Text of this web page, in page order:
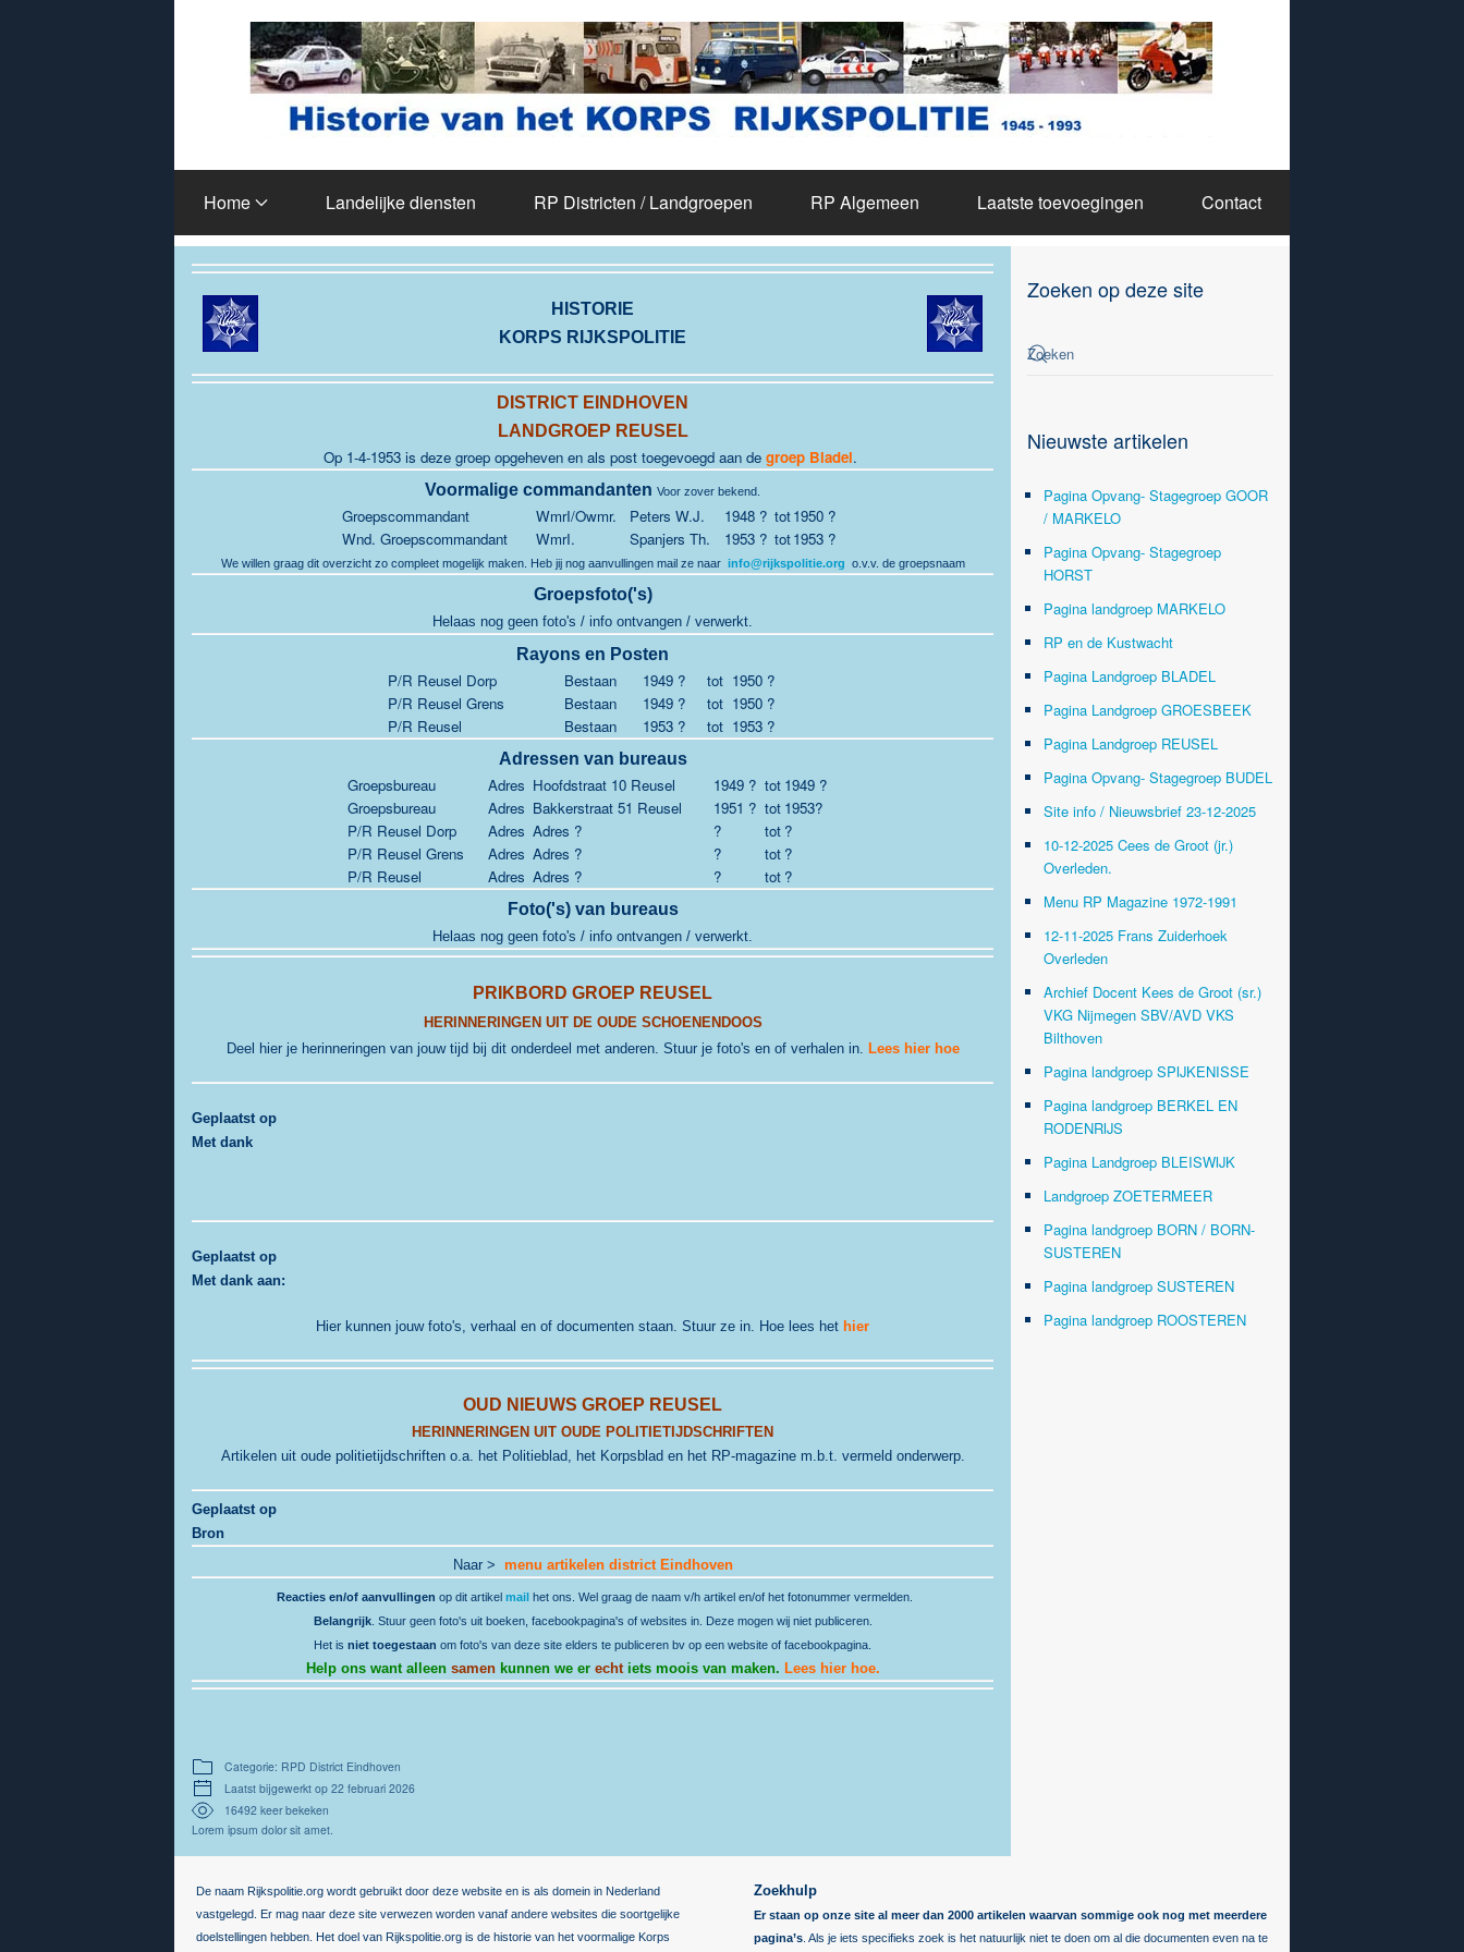
Home Landelijke diensten RP Districten / Landgroepen RP Algemeen Laatste toevoegingen Contact
HISTORIE
KORPS RIJKSPOLITIE
DISTRICT EINDHOVEN
LANDGROEP REUSEL
Op 1-4-1953 is deze groep opgeheven en als post toegevoegd aan de groep Bladel.
Voormalige commandanten Voor zover bekend.
Groepscommandant WmrI/Owmr. Peters W.J. 1948 ? tot1950 ?
Wnd. Groepscommandant
WmrI. Spanjers Th. 1953 ? tot1953 ?
We willen graag dit overzicht zo compleet mogelijk maken. Heb jij nog aanvullingen mail ze naar info@rijkspolitie.org o.v.v. de groepsnaam
Groepsfoto('s)
Helaas nog geen foto's / info ontvangen / verwerkt.
Rayons en Posten
P/R Reusel Dorp Bestaan 1949 ? tot 1950 ?
P/R Reusel Grens
Bestaan 1949 ? tot 1950 ?
P/R Reusel
Bestaan 1953 ? tot 1953 ?
Adressen van bureaus
Groepsbureau Adres Hoofdstraat 10 Reusel 1949 ? tot 1949 ?
Groepsbureau
Adres Bakkerstraat 51 Reusel 1951 ? tot 1953?
P/R Reusel Dorp
Adres Adres ? ? tot ?
P/R Reusel Grens
Adres Adres ? ? tot ?
P/R Reusel
Adres Adres ? ? tot ?
Foto('s) van bureaus
Helaas nog geen foto's / info ontvangen / verwerkt.
PRIKBORD GROEP REUSEL
HERINNERINGEN UIT DE OUDE SCHOENENDOOS
Deel hier je herinneringen van jouw tijd bij dit onderdeel met anderen. Stuur je foto's en of verhalen in. Lees hier hoe
Geplaatst op
Met dank
Geplaatst op
Met dank aan:
Hier kunnen jouw foto's, verhaal en of documenten staan. Stuur ze in. Hoe lees het hier
OUD NIEUWS GROEP REUSEL
HERINNERINGEN UIT OUDE POLITIETIJDSCHRIFTEN
Artikelen uit oude politietijdschriften o.a. het Politieblad, het Korpsblad en het RP-magazine m.b.t. vermeld onderwerp.
Geplaatst op
Bron
Naar > menu artikelen district Eindhoven
Reacties en/of aanvullingen op dit artikel mail het ons. Wel graag de naam v/h artikel en/of het fotonummer vermelden.
Belangrijk. Stuur geen foto's uit boeken, facebookpagina's of websites in. Deze mogen wij niet publiceren.
Het is niet toegestaan om foto's van deze site elders te publiceren bv op een website of facebookpagina.
Help ons want alleen samenkunnen we er echtiets moois van maken. Lees hier hoe.
Categorie: RPD District Eindhoven
Laatst bijgewerkt op 22 februari 2026
16492 keer bekeken
Lorem ipsum dolor sit amet.
Zoeken op deze site
Nieuwste artikelen
Pagina Opvang- Stagegroep GOOR
/ MARKELO
Pagina Opvang- Stagegroep
HORST
Pagina landgroep MARKELO
RP en de Kustwacht
Pagina Landgroep BLADEL
Pagina Landgroep GROESBEEK
Pagina Landgroep REUSEL
Pagina Opvang- Stagegroep BUDEL
Site info / Nieuwsbrief 23-12-2025
10-12-2025 Cees de Groot (jr.)
Overleden.
Menu RP Magazine 1972-1991
12-11-2025 Frans Zuiderhoek
Overleden
Archief Docent Kees de Groot (sr.)
VKG Nijmegen SBV/AVD VKS
Bilthoven
Pagina landgroep SPIJKENISSE
Pagina landgroep BERKEL EN
RODENRIJS
Pagina Landgroep BLEISWIJK
Landgroep ZOETERMEER
Pagina landgroep BORN / BORN-
SUSTEREN
Pagina landgroep SUSTEREN
Pagina landgroep ROOSTEREN
De naam Rijkspolitie.org wordt gebruikt door deze website en is als domein in Nederland
vastgelegd. Er mag naar deze site verwezen worden vanaf andere websites die soortgelijke
doelstellingen hebben. Het doel van Rijkspolitie.org is de historie van het voormalige Korps
Zoekhulp
Er staan op onze site al meer dan 2000 artikelen waarvan sommige ook nog met meerdere
pagina’s . Als je iets specifieks zoek is het natuurlijk niet te doen om al die documenten even na te